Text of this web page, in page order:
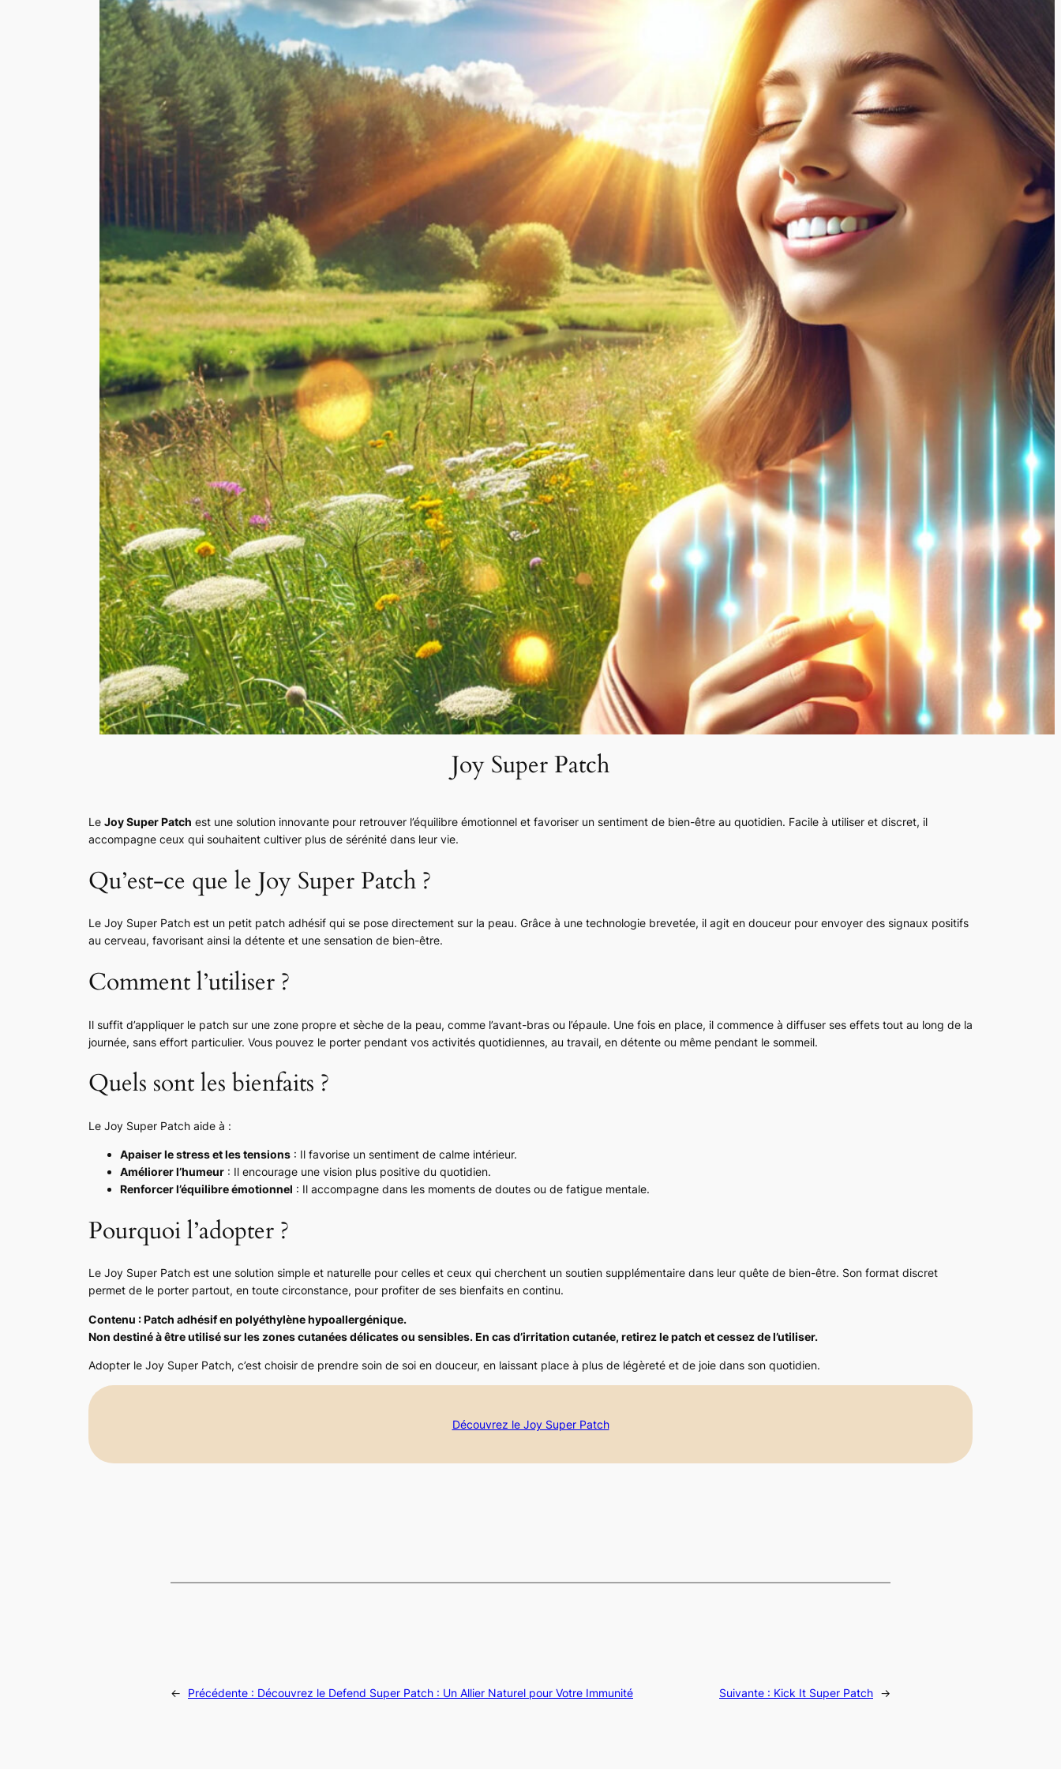
Joy Super Patch
Le Joy Super Patch est une solution innovante pour retrouver l’équilibre émotionnel et favoriser un sentiment de bien-être au quotidien. Facile à utiliser et discret, il
accompagne ceux qui souhaitent cultiver plus de sérénité dans leur vie.
Qu’est-ce que le Joy Super Patch ?
Le Joy Super Patch est un petit patch adhésif qui se pose directement sur la peau. Grâce à une technologie brevetée, il agit en douceur pour envoyer des signaux positifs
au cerveau, favorisant ainsi la détente et une sensation de bien-être.
Comment l’utiliser ?
Il suffit d’appliquer le patch sur une zone propre et sèche de la peau, comme l’avant-bras ou l’épaule. Une fois en place, il commence à diffuser ses effets tout au long de la
journée, sans effort particulier. Vous pouvez le porter pendant vos activités quotidiennes, au travail, en détente ou même pendant le sommeil.
Quels sont les bienfaits ?
Le Joy Super Patch aide à :
Apaiser le stress et les tensions : Il favorise un sentiment de calme intérieur.
Améliorer l’humeur : Il encourage une vision plus positive du quotidien.
Renforcer l’équilibre émotionnel : Il accompagne dans les moments de doutes ou de fatigue mentale.
Pourquoi l’adopter ?
Le Joy Super Patch est une solution simple et naturelle pour celles et ceux qui cherchent un soutien supplémentaire dans leur quête de bien-être. Son format discret
permet de le porter partout, en toute circonstance, pour profiter de ses bienfaits en continu.
Contenu : Patch adhésif en polyéthylène hypoallergénique.
Non destiné à être utilisé sur les zones cutanées délicates ou sensibles. En cas d’irritation cutanée, retirez le patch et cessez de l’utiliser.
Adopter le Joy Super Patch, c’est choisir de prendre soin de soi en douceur, en laissant place à plus de légèreté et de joie dans son quotidien.
Découvrez le Joy Super Patch
← Précédente : Découvrez le Defend Super Patch : Un Allier Naturel pour Votre Immunité Suivante : Kick It Super Patch →